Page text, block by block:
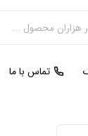
تماس با ما